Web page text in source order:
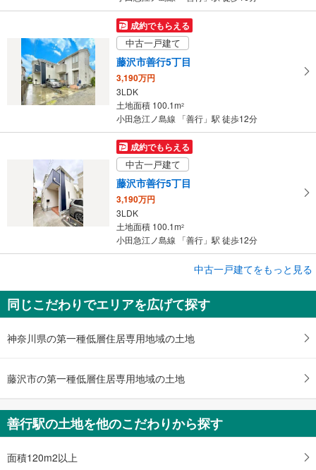
成約でもらえる
中古一戸建て
藤沢市善行5丁目
3,190万円
3LDK
土地面積 100.1m2
小田急江ノ島線 「善行」駅 徒歩12分
成約でもらえる
中古一戸建て
藤沢市善行5丁目
3,190万円
3LDK
土地面積 100.1m2
小田急江ノ島線 「善行」駅 徒歩12分
藤沢市稲荷1丁目
3,499万円
4LDK
土地面積 100.01m
中古一戸建てをもっと見る
同じこだわりでエリアを広げて探す
神奈川県の第一種低層住居専用地域の土地
藤沢市の第一種低層住居専用地域の土地
善行駅の土地を他のこだわりから探す
面積120m2以上